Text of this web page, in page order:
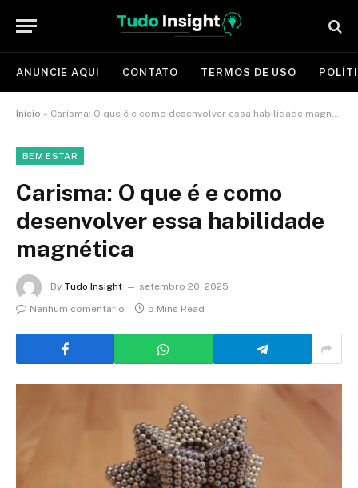
ANUNCIE AQUI CONTATO TERMOS DE USO
Início » Carisma: O que é e como desenvolver essa habilidade magnética
BEM ESTAR
Carisma: O que é e como
desenvolver essa habilidade
magnética
By Tudo Insight
setembro 20, 2025
Nenhum comentário
5 Mins Read